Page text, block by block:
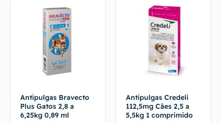
Antipulgas Bravecto
Plus Gatos 2,8 a
6,25kg 0,89 ml
Antipulgas Credeli
112,5mg Cães 2,5 a
5,5kg 1 comprimido